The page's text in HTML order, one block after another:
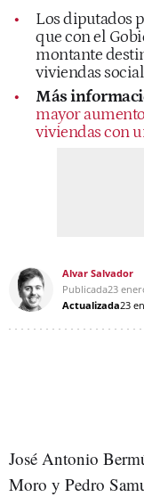
Los diputados
que con el
montante
viviendas
Más
mayor
viviendas con
Alvar Salvador
Publicada23
Actualizada23
José Antonio
Moro y Pedro